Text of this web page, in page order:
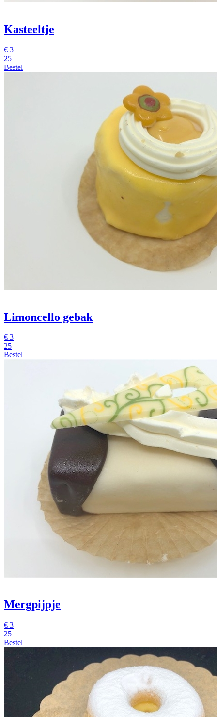
Kasteeltje
€ 3
25
Bestel
Limoncello gebak
€ 3
25
Bestel
Mergpijpje
€ 3
25
Bestel